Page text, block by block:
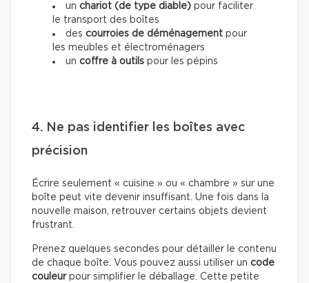
un chariot (de type diable) pour faciliter
le transport des boîtes
des courroies de déménagement pour
les meubles et électroménagers
un coffre à outils pour les pépins
4. Ne pas identifier les boîtes avec
précision
Écrire seulement « cuisine » ou « chambre » sur une
boîte peut vite devenir insuffisant. Une fois dans la
nouvelle maison, retrouver certains objets devient
frustrant.
Prenez quelques secondes pour détailler le contenu
de chaque boîte. Vous pouvez aussi utiliser un code
couleurpour simplifier le déballage. Cette petite